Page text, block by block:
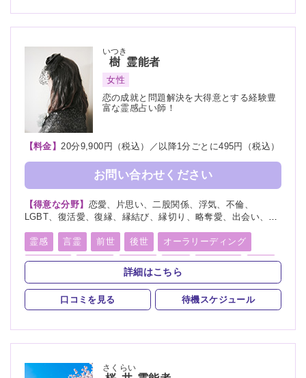
チャネリング オーラリーディング イタコ口寄せ
魂入 魂抜 樹
いつき
霊能者
女性
恋の成就と問題解決を大得意とする経験豊
富な霊感占い師！
【料金】 20分9,900円（税込）／以降1分ごとに495円（税込）
お問い合わせください
【得意な分野】 恋愛、片思い、二股関係、浮気、不倫、
LGBT、復活愛、復縁、縁結び、縁切り、略奪愛、出会い、相
宝、育児、教育、介護、進路、適職、仕事、転職、経営、人間
関係、人生相談、金運、引越し、開運、総合運、未来、運勢、
受験、命名、改名
霊感 言霊 前世 後世 オーラリーディング
チャクラ 縁結び 縁切り 祈願 波動修正 魂入
魂抜 霊符
詳細はこちら
口コミを見る 待機スケジュール
さくらい